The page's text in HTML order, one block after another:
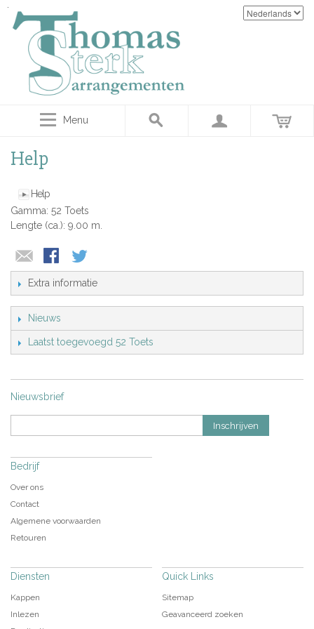
Menu
Help
Help
Gamma: 52 Toets
Lengte (ca.): 9.00 m.
Extra informatie
Nieuws
Laatst toegevoegd 52 Toets
Nieuwsbrief
Inschrijven
Bedrijf
Over ons
Contact
Algemene voorwaarden
Retouren
Diensten
Kappen
Inlezen
Quick Links
Sitemap
Geavanceerd zoeken